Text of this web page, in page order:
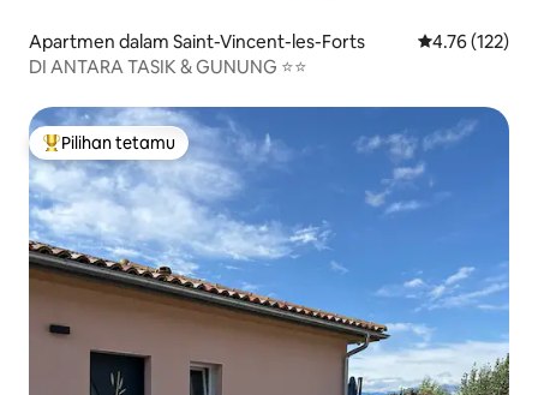
Apartmen dalam Saint-Vincent-les-Forts Penarafan
4.76 (122)
DI ANTARA TASIK & GUNUNG ⭐⭐
Pilihan utama tetamu
Pilihan tetamu